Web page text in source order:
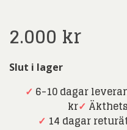
2.000 kr
Slut i lager
✓ 6-10 dagar
kr✓
✓ 14 dagar